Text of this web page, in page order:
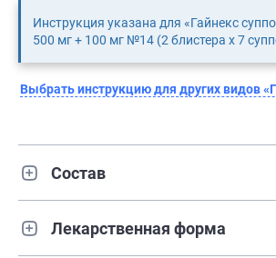
Инструкция указана для «Гайнекс
500 мг + 100 мг №14 (2 блистера х 7
Выбрать инструкцию для других видов
Состав
Лекарственная форма